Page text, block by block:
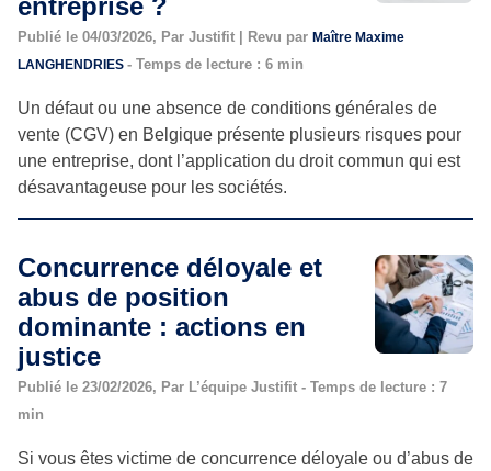
Publié le 04/03/2026, Par Justifit | Revu par Maître Maxime
LANGHENDRIES - Temps de lecture : 6 min
Un défaut ou une absence de conditions générales de
vente (CGV) en Belgique présente plusieurs risques pour
une entreprise, dont l’application du droit commun qui est
désavantageuse pour les sociétés.
Concurrence déloyale et
abus de position
dominante : actions en
justice
Publié le 23/02/2026, Par L’équipe Justifit - Temps de lecture : 7
min
Si vous êtes victime de concurrence déloyale ou d’abus de